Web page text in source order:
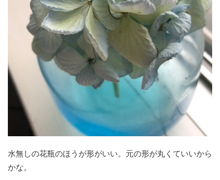
水無しの花瓶のほうが形がいい。元の形が丸くていいから
かな。